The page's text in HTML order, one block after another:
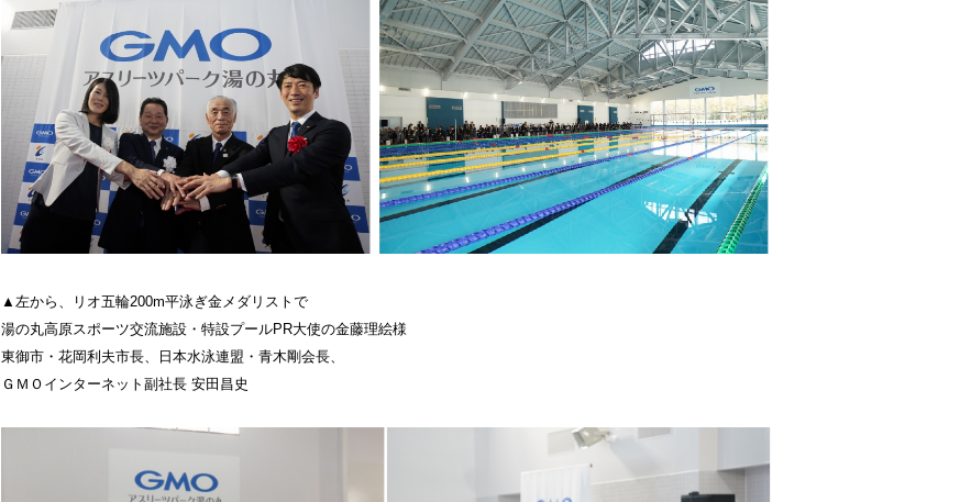
▲左から、リオ五輪200m平泳ぎ金メダリストで
湯の丸高原スポーツ交流施設・特設プールPR大使の金藤理絵様
東御市・花岡利夫市長、日本水泳連盟・青木剛会長、
ＧＭＯインターネット副社長 安田昌史